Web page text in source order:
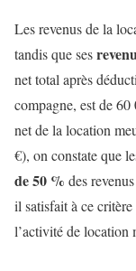
Les revenus de la
tandis que ses
net total après
compagne, est de
net de la location
€), on constate que
de 50 % des
il satisfait à ce
l’activité de location